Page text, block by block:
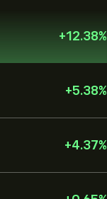
+12.38%
+5.38%
+4.37%